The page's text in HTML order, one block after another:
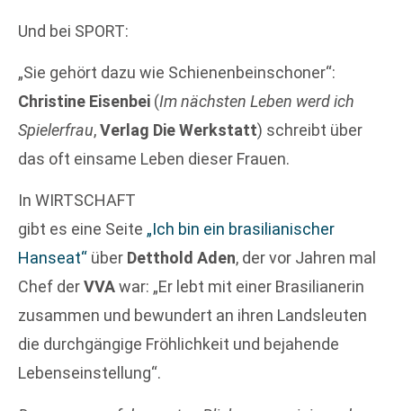
Und bei SPORT:
„Sie gehört dazu wie Schienenbeinschoner“:
Christine Eisenbei (Im nächsten Leben werd ich
Spielerfrau,Verlag Die Werkstatt) schreibt über
das oft einsame Leben dieser Frauen.
In WIRTSCHAFT
gibt es eine Seite „Ich bin ein brasilianischer
Hanseat“ über Detthold Aden, der vor Jahren mal
Chef derVVAwar: „Er lebt mit einer Brasilianerin
zusammen und bewundert an ihren Landsleuten
die durchgängige Fröhlichkeit und bejahende
Lebenseinstellung“.